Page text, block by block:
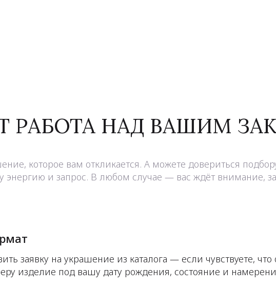
РАБОТА НАД ВАШИМ
которое вам откликается. А можете довериться
энергию и запрос. В любом случае — вас ждёт внимание,
заявку на украшение из каталога — если чувствуете,
изделие под вашу дату рождения, состояние и